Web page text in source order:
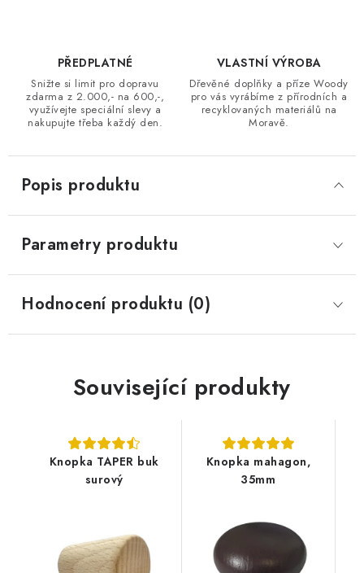
PŘEDPLATNÉ
Snižte si limit pro dopravu
zdarma z 2.000,- na 600,-,
využívejte speciální slevy a
nakupujte třeba každý den.
VLASTNÍ VÝROBA
Dřevěné doplňky a příze Woody
pro vás vyrábíme z přírodních a
recyklovaných materiálů na
Moravě.
Popis produktu
Parametry produktu
Hodnocení produktu (0)
Související produkty
Knopka TAPER buk
surový
Knopka mahagon,
35mm